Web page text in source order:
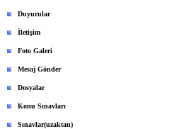
Duyurular
İletişim
Foto Galeri
Mesaj Gönder
Dosyalar
Konu Sınavları
Sınavlar(uzaktan)